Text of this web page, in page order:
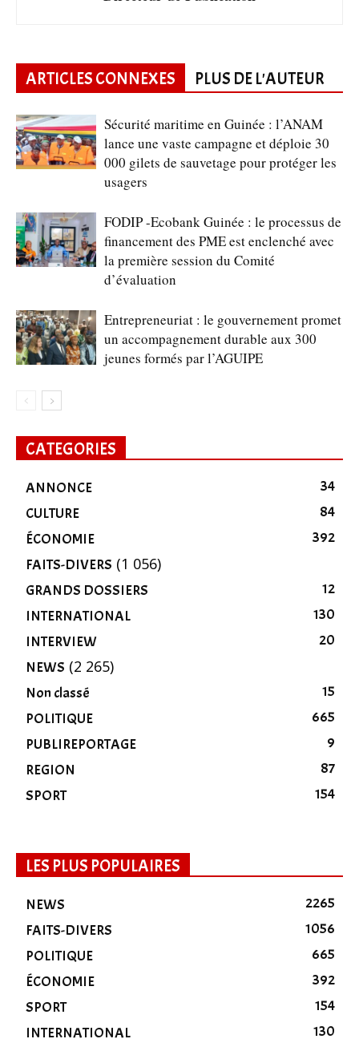
ARTICLES CONNEXES PLUS DE L'AUTEUR
Sécurité maritime en Guinée : l’ANAM
lance une vaste campagne et déploie 30
000 gilets de sauvetage pour protéger les
usagers
FODIP -Ecobank Guinée : le processus de
financement des PME est enclenché avec
la première session du Comité
d’évaluation
Entrepreneuriat : le gouvernement promet
un accompagnement durable aux 300
jeunes formés par l’AGUIPE
CATEGORIES
ANNONCE
34
CULTURE
84
ÉCONOMIE
392
FAITS-DIVERS (1 056)
GRANDS DOSSIERS
12
INTERNATIONAL
130
INTERVIEW
20
NEWS (2 265)
Non classé
15
POLITIQUE
665
PUBLIREPORTAGE
9
REGION
87
SPORT
154
LES PLUS POPULAIRES
NEWS
2265
FAITS-DIVERS
1056
POLITIQUE
665
ÉCONOMIE
392
SPORT
154
INTERNATIONAL
130